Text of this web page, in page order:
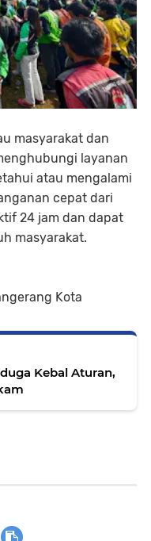
masyarakat dan
layanan
atau mengalami
cepat dari
24 jam dan dapat
masyarakat.
Kota
Kebal Aturan,